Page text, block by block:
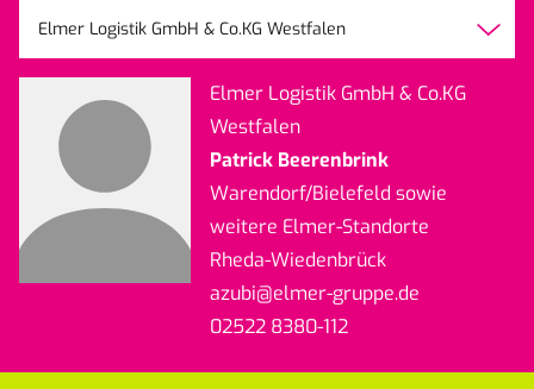
Elmer Logistik GmbH & Co.KG
Westfalen
Patrick Beerenbrink
Warendorf/Bielefeld sowie
weitere Elmer-Standorte
Rheda-Wiedenbrück
azubi@elmer-gruppe.de
02522 8380-112
Elmer Logistik GmbH & Co.KG Westfalen